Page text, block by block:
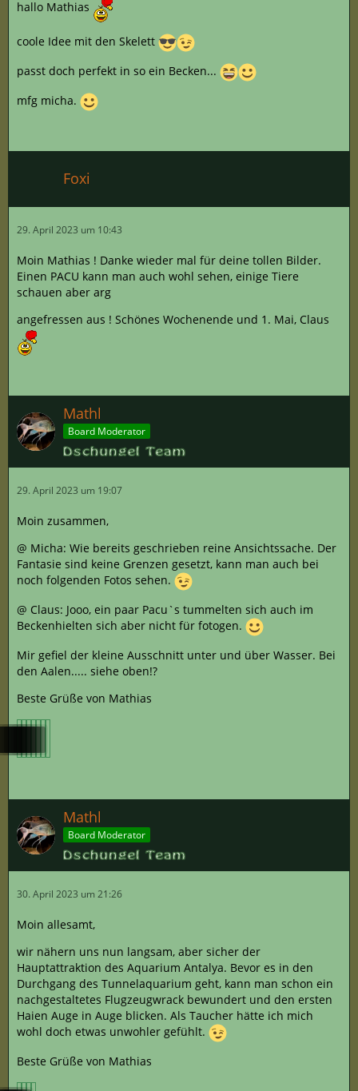
hallo Mathias
coole Idee mit den Skelett
passt doch perfekt in so ein Becken...
mfg micha.
Foxi
29. April 2023 um 10:43
Moin Mathias ! Danke wieder mal für deine tollen Bilder.
Einen PACU kann man auch wohl sehen, einige Tiere
schauen aber arg
angefressen aus ! Schönes Wochenende und 1. Mai, Claus
Mathl
Board Moderator
29. April 2023 um 19:07
Moin zusammen,
@ Micha: Wie bereits geschrieben reine Ansichtssache. Der
Fantasie sind keine Grenzen gesetzt, kann man auch bei
noch folgenden Fotos sehen.
@ Claus: Jooo, ein paar Pacu`s tummelten sich auch im
Beckenhielten sich aber nicht für fotogen.
Mir gefiel der kleine Ausschnitt unter und über Wasser. Bei
den Aalen..... siehe oben!?
Beste Grüße von Mathias
Mathl
Board Moderator
30. April 2023 um 21:26
Moin allesamt,
wir nähern uns nun langsam, aber sicher der
Hauptattraktion des Aquarium Antalya. Bevor es in den
Durchgang des Tunnelaquarium geht, kann man schon ein
nachgestaltetes Flugzeugwrack bewundert und den ersten
Haien Auge in Auge blicken. Als Taucher hätte ich mich
wohl doch etwas unwohler gefühlt.
Beste Grüße von Mathias